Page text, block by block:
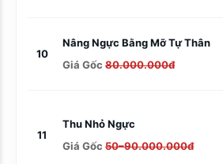
10
Nâng Ngực Bằng Mỡ Tự Thân
Giá Gốc 80.000.000đ
11
Thu Nhỏ Ngực
Giá Gốc 50–90.000.000đ